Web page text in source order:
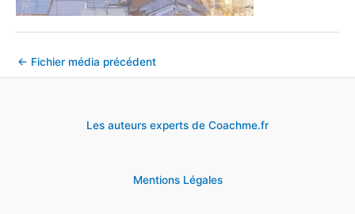
← Fichier média précédent
Les auteurs experts de Coachme.fr
Mentions Légales